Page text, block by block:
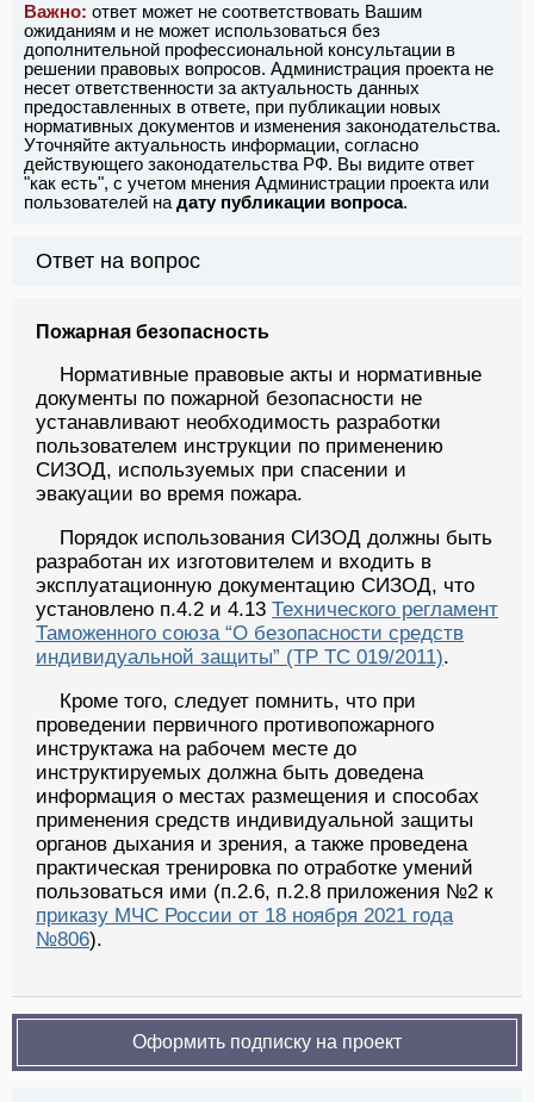
Важно: ответ может не соответствовать Вашим
ожиданиям и не может использоваться без
дополнительной профессиональной консультации в
решении правовых вопросов. Администрация проекта не
несет ответственности за актуальность данных
предоставленных в ответе, при публикации новых
нормативных документов и изменения законодательства.
Уточняйте актуальность информации, согласно
действующего законодательства РФ. Вы видите ответ
"как есть", с учетом мнения Администрации проекта или
пользователей на дату публикации вопроса.
Ответ на вопрос
Пожарная безопасность
Нормативные правовые акты и нормативные
документы по пожарной безопасности не
устанавливают необходимость разработки
пользователем инструкции по применению
СИЗОД, используемых при спасении и
эвакуации во время пожара.
Порядок использования СИЗОД должны быть
разработан их изготовителем и входить в
эксплуатационную документацию СИЗОД, что
установлено п.4.2 и 4.13 Технического регламент
Таможенного союза “О безопасности средств
индивидуальной защиты” (ТР ТС 019/2011).
Кроме того, следует помнить, что при
проведении первичного противопожарного
инструктажа на рабочем месте до
инструктируемых должна быть доведена
информация о местах размещения и способах
применения средств индивидуальной защиты
органов дыхания и зрения, а также проведена
практическая тренировка по отработке умений
пользоваться ими (п.2.6, п.2.8 приложения №2 к
приказу МЧС России от 18 ноября 2021 года
№806).
Оформить подписку на проект